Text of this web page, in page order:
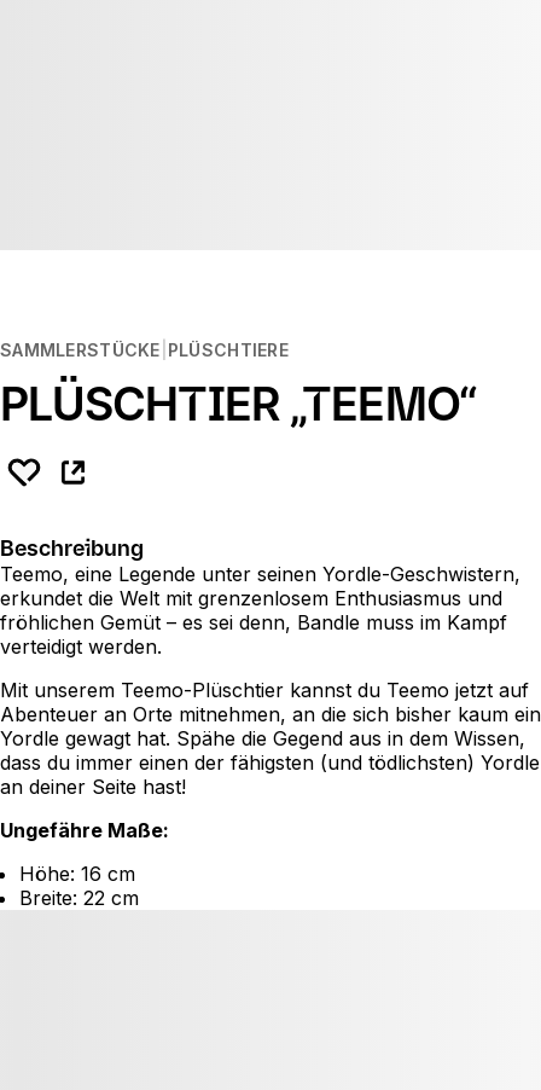
SAMMLERSTÜCKE PLÜSCHTIERE
PLÜSCHTIER „TEEMO“
Beschreibung
Teemo, eine Legende unter seinen Yordle-Geschwistern,
erkundet die Welt mit grenzenlosem Enthusiasmus und
fröhlichen Gemüt – es sei denn, Bandle muss im Kampf
verteidigt werden.
Mit unserem Teemo-Plüschtier kannst du Teemo jetzt auf
Abenteuer an Orte mitnehmen, an die sich bisher kaum ein
Yordle gewagt hat. Spähe die Gegend aus in dem Wissen,
dass du immer einen der fähigsten (und tödlichsten) Yordle
an deiner Seite hast!
Ungefähre Maße:
Höhe: 16 cm
Breite: 22 cm